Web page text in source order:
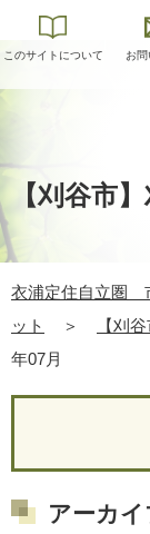
このサイトについて お
【刈谷市
衣浦定住自立圏
ット
＞ 【刈
年07月
アーカイ